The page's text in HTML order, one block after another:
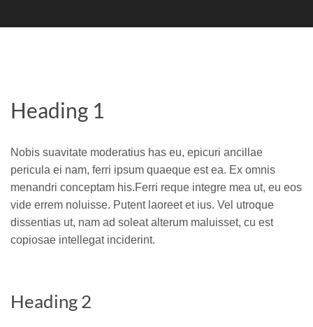
Heading 1
Nobis suavitate moderatius has eu, epicuri ancillae
pericula ei nam, ferri ipsum quaeque est ea. Ex omnis
menandri conceptam his.Ferri reque integre mea ut, eu eos
vide errem noluisse. Putent laoreet et ius. Vel utroque
dissentias ut, nam ad soleat alterum maluisset, cu est
copiosae intellegat inciderint.
Heading 2